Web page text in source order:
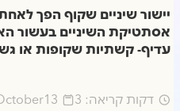
יישור שיניים שקוף הפך
אסתטיקת השיניים בעשור
עדיף- קשתיות שקופות או
13 דקות קריאה: 3